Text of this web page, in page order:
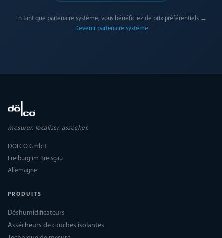
En tant que partenaire système, vous bénéficiez de prix préférentiels →
Devenir partenaire système
mesurer. localiser. assécher.
DÖLCO GmbH
Freiburg im Breisgau
Allemagne
PRODUITS
Déshumidificateurs
Assécheurs de couches isolantes